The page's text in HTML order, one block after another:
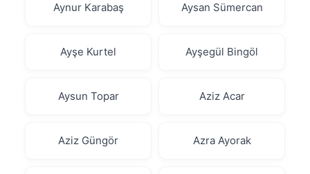
Aynur Karabaş Aysan Sümercan
Ayşe Kurtel Ayşegül Bingöl
Aysun Topar Aziz Acar
Aziz Güngör Azra Ayorak